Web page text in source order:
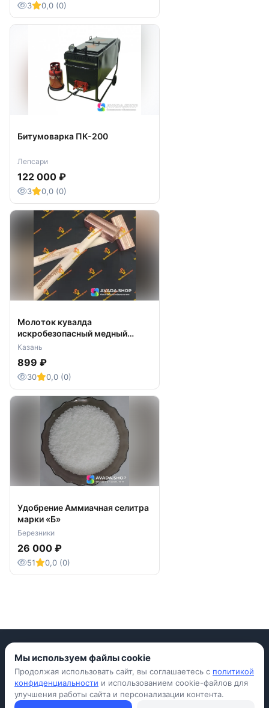
3 0,0 (0)
Битумоварка ПК-200
Лепсари
122 000 ₽
3 0,0 (0)
Молоток кувалда
искробезопасный медный
латунный бронзовый от 250гр
Казань
899 ₽
30 0,0 (0)
Удобрение Аммиачная селитра
марки «Б»
Березники
26 000 ₽
51 0,0 (0)
Приложение для iPhone
© Avada Shop, 2026
Конфиденциальность
Мы используем файлы cookie
Продолжая использовать сайт, вы соглашаетесь с политикой
конфиденциальности и использованием cookie-файлов для
улучшения работы сайта и персонализации контента.